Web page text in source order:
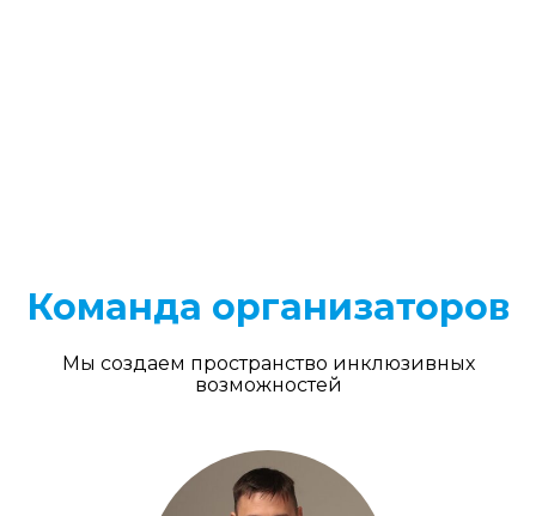
Команда организаторов
Мы создаем пространство инклюзивных
возможностей